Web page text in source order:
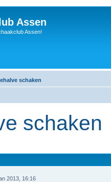
Assen
Assen!
schaken
schaken
2013, 16:16